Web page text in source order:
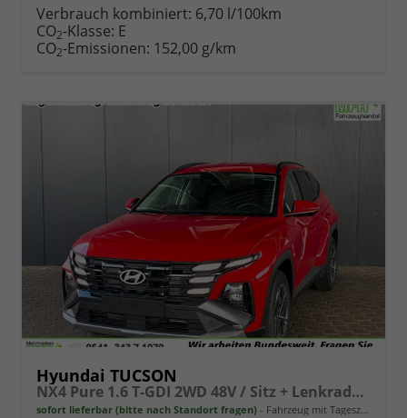
Verbrauch kombiniert: 6,70 l/100km
CO2-Klasse: E
CO2-Emissionen: 152,00 g/km
Hyundai TUCSON
NX4 Pure 1.6 T-GDI 2WD 48V / Sitz + Lenkradheiz. LED Tempomat Alu 17"
sofort lieferbar (bitte nach Standort fragen) Fahrzeug mit Tageszulassung